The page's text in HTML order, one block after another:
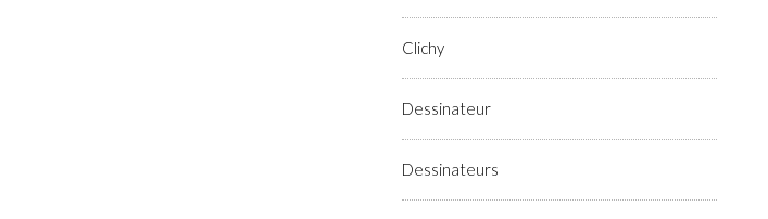
Clichy
Dessinateur
Dessinateurs